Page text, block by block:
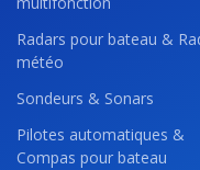
Radars pour bateau &
météo
Sondeurs & Sonars
Pilotes automatiques &
Compas pour bateau